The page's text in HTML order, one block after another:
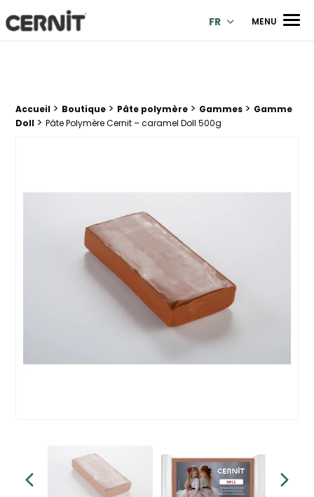
Cernit Une qualité haut de gamme pour des créations
FR MENU
Fil d'Ariane :
Accueil > Boutique > Pâte polymère > Gammes > Gamme
Doll > Pâte Polymère Cernit – caramel Doll 500g